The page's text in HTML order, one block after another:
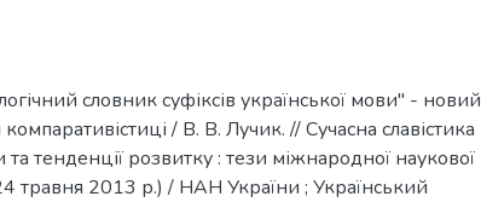
словник суфіксів української мови" - новий
/ В. В. Лучик. // Сучасна славістика
тенденції розвитку : тези міжнародної наукової
травня 2013 р.) / НАН України ; Український